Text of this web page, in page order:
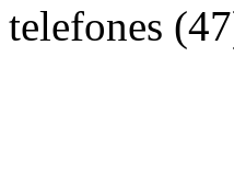
telefones